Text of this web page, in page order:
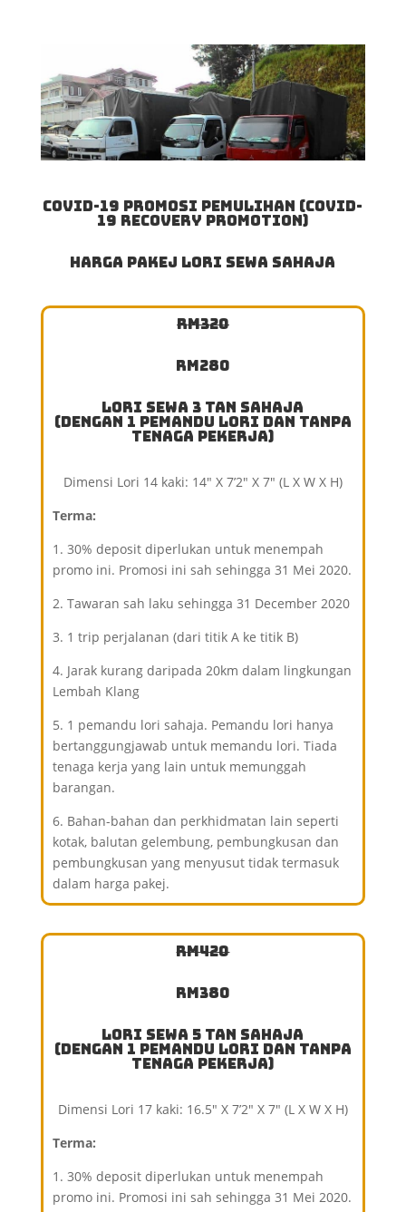
​Covid-19 Promosi Pemulihan (Covid-
19 Recovery Promotion)
Harga Pakej Lori Sewa Sahaja
RM320
RM280
Lori Sewa 3 Tan Sahaja
(Dengan 1 Pemandu Lori dan Tanpa
Tenaga Pekerja)
Dimensi Lori 14 kaki: 14″ X 7’2″ X 7″ (L X W X H)
Terma:
1. 30% deposit diperlukan untuk menempah
promo ini. Promosi ini sah sehingga 31 Mei 2020.
2. Tawaran sah laku sehingga 31 December 2020
3. 1 trip perjalanan (dari titik A ke titik B)
4. Jarak kurang daripada 20km dalam lingkungan
Lembah Klang
5. 1 pemandu lori sahaja. Pemandu lori hanya
bertanggungjawab untuk memandu lori. Tiada
tenaga kerja yang lain untuk memunggah
barangan.
6. Bahan-bahan dan perkhidmatan lain seperti
kotak, balutan gelembung, pembungkusan dan
pembungkusan yang menyusut tidak termasuk
dalam harga pakej.
RM420
RM380
Lori Sewa 5 Tan Sahaja
(Dengan 1 Pemandu Lori dan Tanpa
Tenaga Pekerja)
Dimensi Lori 17 kaki: 16.5″ X 7’2″ X 7″ (L X W X H)
Terma:
1. 30% deposit diperlukan untuk menempah
promo ini. Promosi ini sah sehingga 31 Mei 2020.